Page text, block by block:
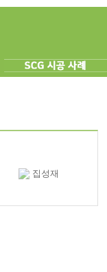
집성재